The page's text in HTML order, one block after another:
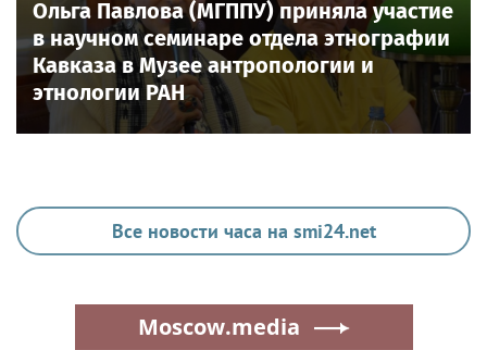
Ольга Павлова (МГППУ) приняла участие
в научном семинаре отдела этнографии
Кавказа в Музее антропологии и
этнологии РАН
Все новости часа на smi24.net
Moscow.media